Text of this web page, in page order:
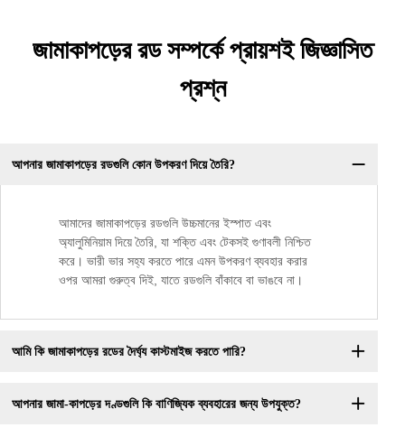
জামাকাপড়ের রড সম্পর্কে প্রায়শই জিজ্ঞাসিত
প্রশ্ন
আপনার জামাকাপড়ের রডগুলি কোন উপকরণ দিয়ে তৈরি?
আমাদের জামাকাপড়ের রডগুলি উচ্চমানের ইস্পাত এবং
অ্যালুমিনিয়াম দিয়ে তৈরি, যা শক্তি এবং টেকসই গুণাবলী নিশ্চিত
করে। ভারী ভার সহ্য করতে পারে এমন উপকরণ ব্যবহার করার
ওপর আমরা গুরুত্ব দিই, যাতে রডগুলি বাঁকাবে বা ভাঙবে না।
আমি কি জামাকাপড়ের রডের দৈর্ঘ্য কাস্টমাইজ করতে পারি?
আপনার জামা-কাপড়ের দণ্ডগুলি কি বাণিজ্যিক ব্যবহারের জন্য উপযুক্ত?